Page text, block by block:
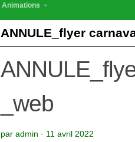
Animations
ANNULE_flyer
_web
par admin · 11 avril 2022